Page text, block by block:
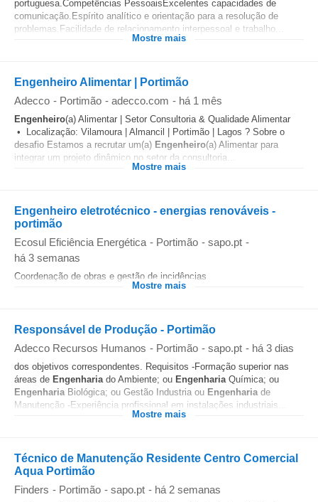
portuguesa.Competências PessoaisExcelentes capacidades de
comunicação.Espírito analítico e orientação para a resolução de
problemas.Facilidade de relacionamento interpessoal e trabalho...
Mostre mais
Engenheiro Alimentar | Portimão
Adecco - Portimão - adecco.com - há 1 mês
Engenheiro(a) Alimentar | Setor Consultoria & Qualidade Alimentar
• Localização: Vilamoura | Almancil | Portimão | Lagos ?️ Sobre o
desafio Estamos a recrutar um(a) Engenheiro(a) Alimentar para
integrar um projeto dinâmico no setor da consultoria...
Mostre mais
Engenheiro eletrotécnico - energias renováveis -
portimão
Ecosul Eficiência Energética - Portimão - sapo.pt -
há 3 semanas
Coordenação de obras e gestão de incidências
Mostre mais
Responsável de Produção - Portimão
Adecco Recursos Humanos - Portimão - sapo.pt - há 3 dias
dos objetivos correspondentes. Requisitos -Formação superior nas
áreas de Engenhariado Ambiente; ou EngenhariaQuímica; ou
EngenhariaBiológica; ou Gestão Industria ou Engenhariade
Manutenção -Experiência profissional em instalações industriais...
Mostre mais
Técnico de Manutenção Residente Centro Comercial
Aqua Portimão
Finders - Portimão - sapo.pt - há 2 semanas